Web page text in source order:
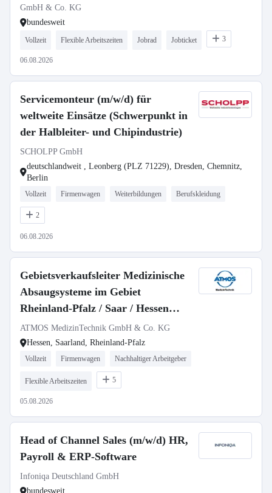
GmbH & Co. KG
bundesweit
Vollzeit Flexible Arbeitszeiten Jobrad Jobticket 3
06.08.2026
Servicemonteur (m/w/d) für
weltweite Einsätze (Schwerpunkt in
der Halbleiter- und Chipindustrie)
SCHOLPP GmbH
deutschlandweit , Leonberg (PLZ 71229), Dresden, Chemnitz,
Berlin
Vollzeit Firmenwagen Weiterbildungen Berufskleidung
2
06.08.2026
Gebietsverkaufsleiter Medizinische
Absaugsysteme im Gebiet
Rheinland-Pfalz / Saar / Hessen
(m/w/d)
ATMOS MedizinTechnik GmbH & Co. KG
Hessen, Saarland, Rheinland-Pfalz
Vollzeit Firmenwagen Nachhaltiger Arbeitgeber
Flexible Arbeitszeiten 5
05.08.2026
Head of Channel Sales (m/w/d) HR,
Payroll & ERP-Software
Infoniqa Deutschland GmbH
bundesweit